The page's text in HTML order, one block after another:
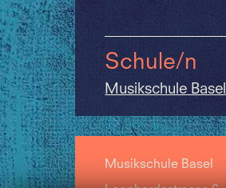
Schule/n
Musikschule Basel
Musikschule Basel